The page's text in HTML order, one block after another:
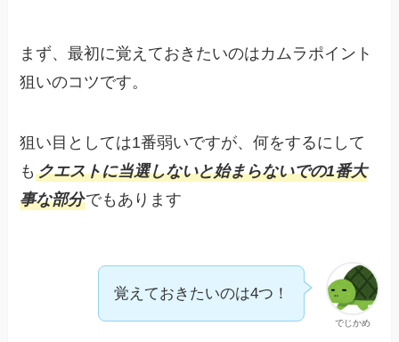
まず、最初に覚えておきたいのはカムラポイント
狙いのコツです。
狙い目としては1番弱いですが、何をするにして
もクエストに当選しないと始まらないでの1番大
事な部分でもあります
でじかめ
覚えておきたいのは4つ！